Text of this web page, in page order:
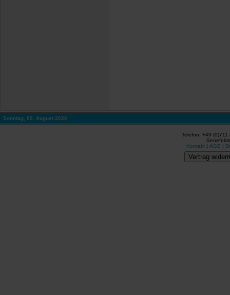
Sonntag, 09. August 2026
Telefon: +49
Kontakt | AGB |
Vertrag